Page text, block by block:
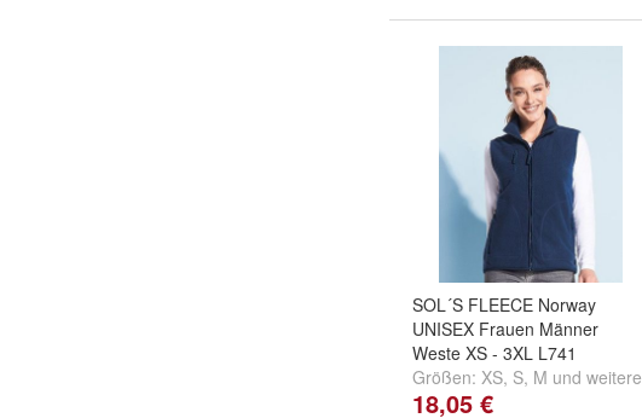
SOL´S FLEECE Norway
UNISEX Frauen Männer
Weste XS - 3XL L741
Größen: XS, S, M und weitere
...
18,05 €